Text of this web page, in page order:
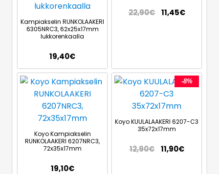
Kampiakselin RUNKOLAAKERI
6305NRC3, 62x25x17mm
lukkorenkaalla
19,40€
22,90€ 11,45€
Koyo Kampiakselin
RUNKOLAAKERI 6207NRC3,
72x35x17mm
19,10€
-8%
Koyo KUULALAAKERI 6207-C3
35x72x17mm
12,90€ 11,90€